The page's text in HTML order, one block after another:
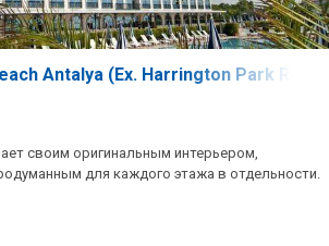
Antalya (Ex. Harrington Park
своим оригинальным интерьером,
для каждого этажа в отдельности.